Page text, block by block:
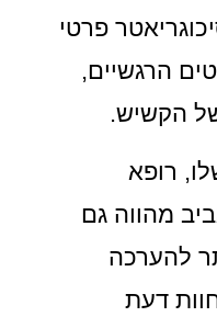
פרטי
הרגשיים,
הקשיש.
רופא
מהווה גם
להערכה
דעת